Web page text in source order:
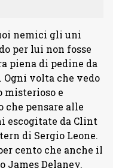
nemici gli uni
per lui non fosse
piena di pedine da
Ogni volta che vedo
misterioso e
pensare alle
escogitate da Clint
di Sergio Leone.
cento che anche il
James Delaney.